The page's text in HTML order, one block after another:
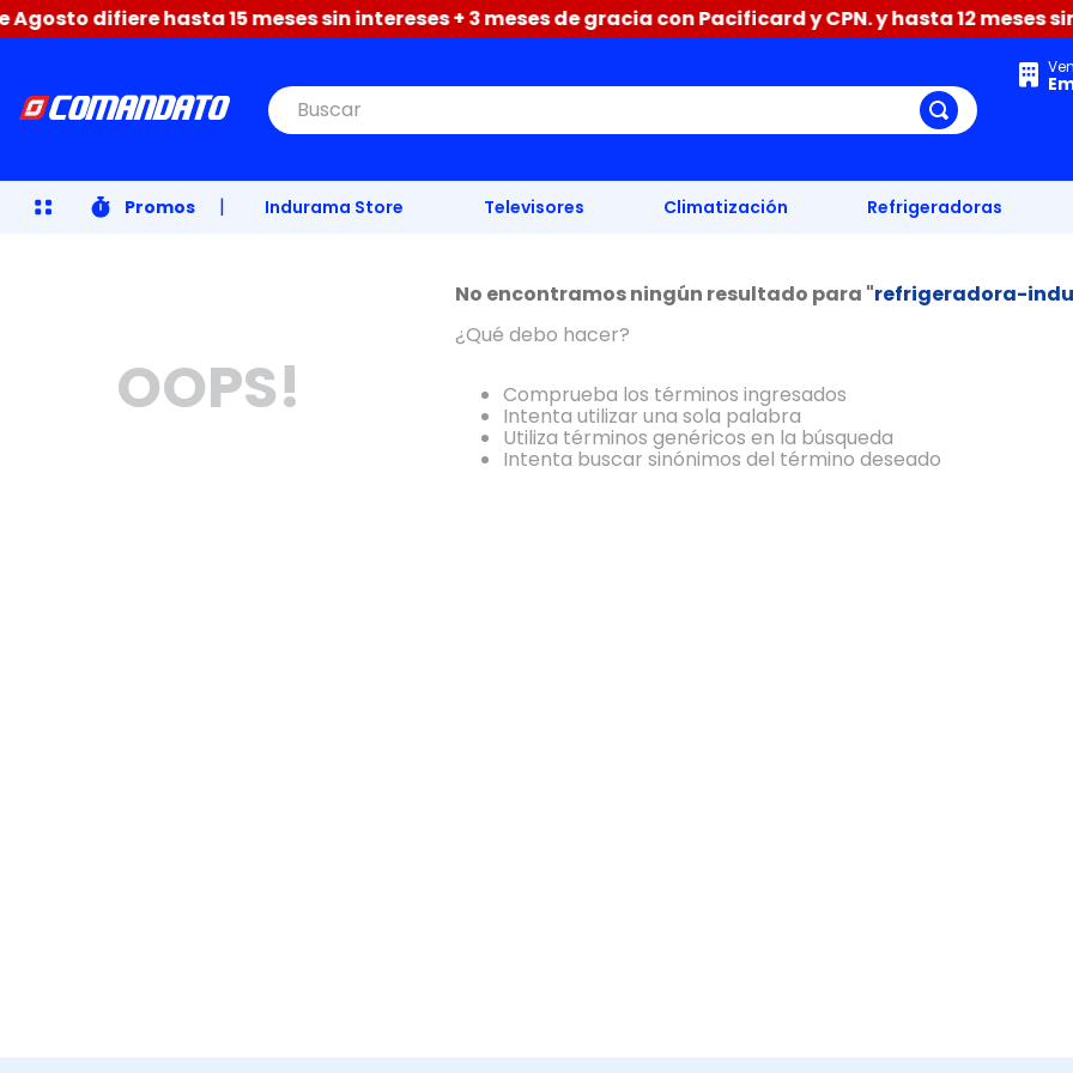
difiere hasta 15 meses sin intereses + 3 meses de gracia con Pacificard y CPN. y hasta 12 meses sin
Buscar
Promos | Indurama Store Televisores Climatización Refrigeradoras
OOPS!
No encontramos ningún resultado para "refrigeradora-
¿Qué debo hacer?
Comprueba los términos ingresados
Intenta utilizar una sola palabra
Utiliza términos genéricos en la búsqueda
Intenta buscar sinónimos del término deseado